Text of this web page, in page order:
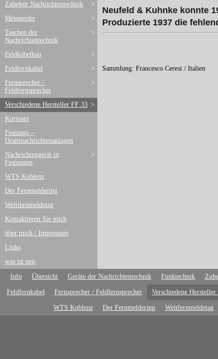
>
Zubehör Nachrichtentechnik
>
Messgeräte
>
Taschen der
Nachrichtentechnik
>
Feldkabelbau
>
Feldfernkabel
>
Fernsprecher /
Feldfernsprecher
>
Verschiedene Hersteller FF 33
Kurioses
Festungs –
Drahtnachrichtenanlagen
>
Nachrichtengerät in
Festungen
WTS Koblenz
Der Fernmeldering
Weltfernmeldetag
Kontaktieren Sie mich
über mich / Impressum
Links
was ist neu
Neufeld & Kuhnke konnte
Produzierte 1937 die
Sammlung: Francesco Ceresi / Italien
Info Übersicht Geräte der Nachrichtentechnik Funktechnik
Feldfernkabel Fernsprecher / Feldfernsprecher Verschiedene
WTS Koblenz Der Fernmeldering Weltfernmeldetag